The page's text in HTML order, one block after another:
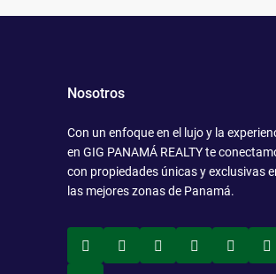
Nosotros
Con un enfoque en el lujo y la
en GIG PANAMÁ REALTY te
con propiedades únicas y exclusivas
las mejores zonas de Panamá.